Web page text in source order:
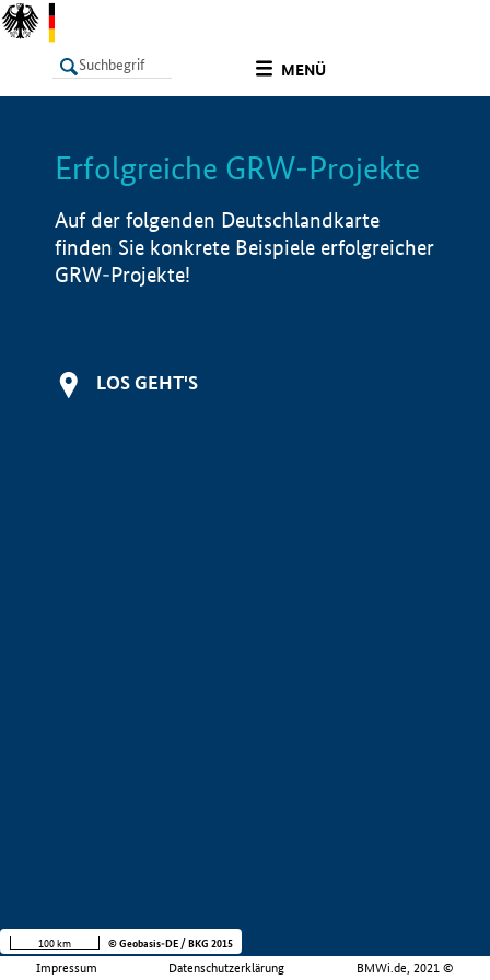
MENÜ
LISTE Info
Erfolgreiche GRW-Projekte
Auf der folgenden Deutschlandkarte
finden Sie konkrete Beispiele erfolgreicher
GRW-Projekte!
LOS GEHT'S
Impressum Datenschutzerklärung BMWi.de, 2021 ©
100 km © Geobasis-DE / BKG 2015